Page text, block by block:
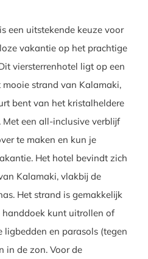
een uitstekende keuze voor
vakantie op het prachtige
viersterrenhotel ligt op een
strand van Kalamaki,
bent van het kristalheldere
een all-inclusive verblijf
te maken en kun je
Het hotel bevindt zich
Kalamaki, vlakbij de
Het strand is gemakkelijk
handdoek kunt uitrollen of
en parasols (tegen
in de zon. Voor de